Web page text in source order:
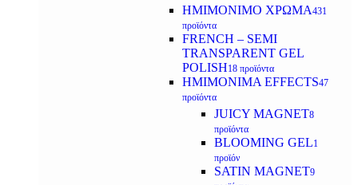
ΗΜΙΜΟΝΙΜΟ ΧΡΩΜΑ431
προϊόντα
FRENCH – SEMI
TRANSPARENT GEL
POLISH18 προϊόντα
HMIMONIMA EFFECTS47
προϊόντα
JUICY MAGNET8
προϊόντα
BLOOMING GEL1
προϊόν
SATIN MAGNET9